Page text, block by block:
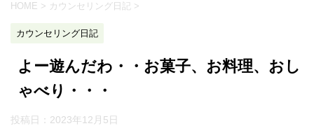
HOME > カウンセリング日記 >
カウンセリング日記
よー遊んだわ・・お菓子、お料理、おし
ゃべり・・・
投稿日： 2023年12月5日